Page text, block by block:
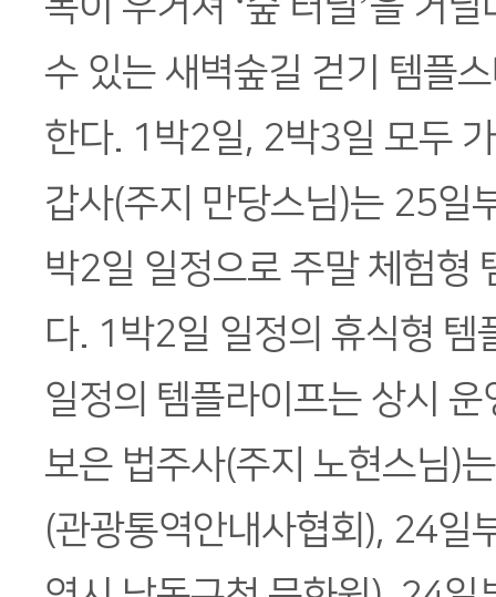
수 있는 새벽숲길 걷기 템플
한다. 1박2일, 2박3일 모두
갑사(주지 만당스님)는 25일
박2일 일정으로 주말 체험형
다. 1박2일 일정의 휴식형 템
일정의 템플라이프는 상시 운
보은 법주사(주지 노현스님)
(관광통역안내사협회), 24일